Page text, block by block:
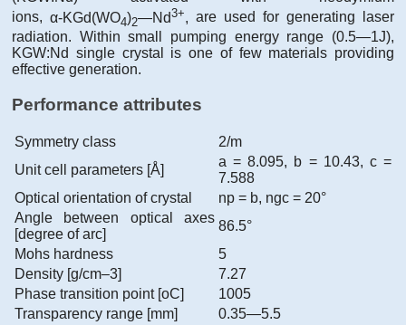
ions, α-KGd(WO4)2—Nd3+, are used for generating laser
radiation. Within small pumping energy range (0.5—1J),
KGW:Nd single crystal is one of few materials providing
effective generation.
Performance attributes
Symmetry class
2/m
Unit cell parameters [Å]
a = 8.095, b = 10.43, c =
7.588
Optical orientation of crystal
np = b, ngc = 20°
Angle between optical axes
[degree of arc]
86.5°
Mohs hardness
5
Density [g/cm–3]
7.27
Phase transition point [oC]
1005
Transparency range [mm]
0.35—5.5